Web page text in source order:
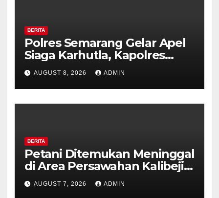
BERITA
Polres Semarang Gelar Apel
Siaga Karhutla, Kapolres
Tekankan Sinergi dan
Kesiapsiagaan Hadapi Musim
Kemarau.
AUGUST 8, 2026 ADMIN
BERITA
Petani Ditemukan Meninggal
di Area Persawahan Kalibeji,
Polisi Pastikan Tidak Ada
Tanda Kekerasan
AUGUST 7, 2026 ADMIN